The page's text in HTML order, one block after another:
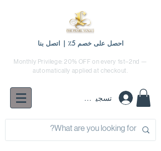
احصل على خصم 5٪ | اتصل بنا
Monthly Privilege: 20% OFF on every 1st–2nd —
automatically applied at checkout.
تسجيل الدخول